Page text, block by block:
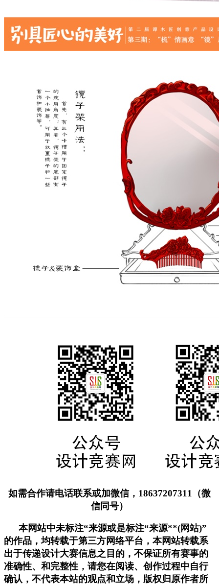
如需合作请电话联系或加微信，18637207311（微
信同号）
本网站中未标注“来源或是标注“来源**(网站)”
的作品，均转载于第三方网络平台，本网站转载系
出于传递设计大赛信息之目的，不保证所有赛事的
准确性、和完整性，请您在阅读、创作过程中自行
确认，不代表本站的观点和立场，版权归原作者所